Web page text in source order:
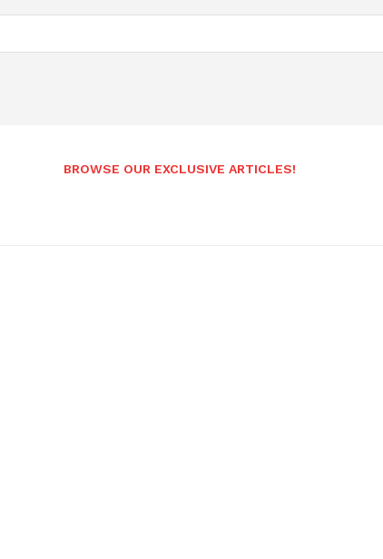
BROWSE OUR EXCLUSIVE ARTICLES!